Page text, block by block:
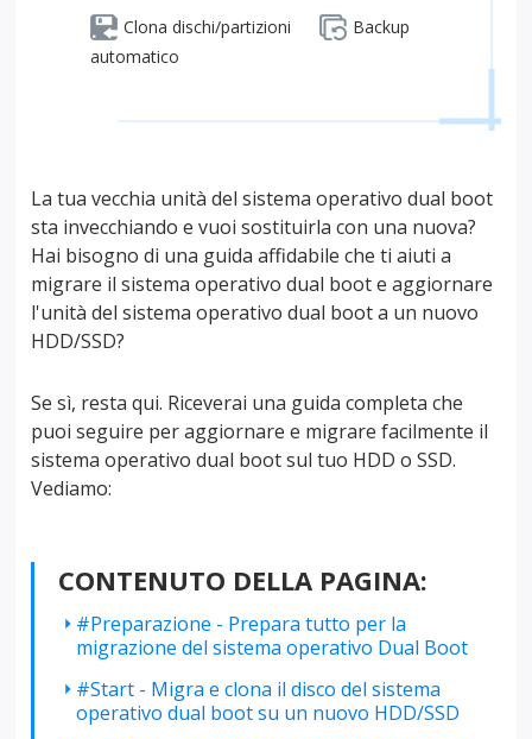
Clona dischi/partizioni
Backup
automatico
La tua vecchia unità del sistema operativo dual boot
sta invecchiando e vuoi sostituirla con una nuova?
Hai bisogno di una guida affidabile che ti aiuti a
migrare il sistema operativo dual boot e aggiornare
l'unità del sistema operativo dual boot a un nuovo
HDD/SSD?
Se sì, resta qui. Riceverai una guida completa che
puoi seguire per aggiornare e migrare facilmente il
sistema operativo dual boot sul tuo HDD o SSD.
Vediamo:
CONTENUTO DELLA PAGINA:
#Preparazione - Prepara tutto per la
migrazione del sistema operativo Dual Boot
#Start - Migra e clona il disco del sistema
operativo dual boot su un nuovo HDD/SSD